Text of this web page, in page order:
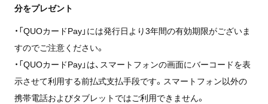
分をプレゼント
・「QUOカードPay」には発行日より3年間の有効期限がございま
すのでご注意ください。
・「QUOカードPay」は、スマートフォンの画面にバーコードを表
示させて利用する前払式支払手段です。スマートフォン以外の
携帯電話およびタブレットではご利用できません。